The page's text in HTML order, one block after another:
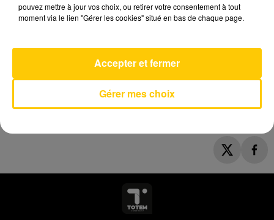
I Know
IRMA
pouvez mettre à jour vos choix, ou retirer votre consentement à tout
moment via le lien "Gérer les cookies" situé en bas de chaque page.
Gérer mes choix
Accepter et fermer